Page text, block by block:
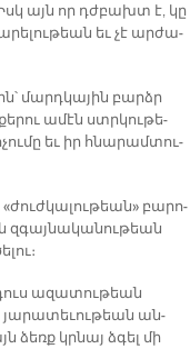
Իսկ այն որ դժբախտ է, կը
եւ չէ ար­ժա­
մարդ­կա­յին բարձր
ա­մէն ստրկու­թե­
եւ իր հնա­րամ­տու­
բա­րո­
զգայ­նա­կա­նու­թեան
ա­զա­տու­թեան
յա­րա­տե­ւու­թեան ան­
կրնայ ձգել մի